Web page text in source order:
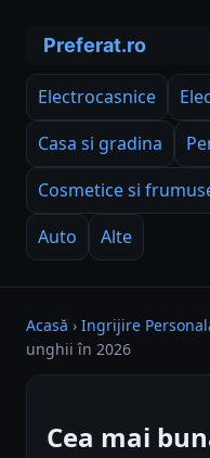
Electrocasnice
Casa si gradina
Cosmetice si
Auto
Alte
Acasă › Ingrijire
unghii în 2026
Cea mai